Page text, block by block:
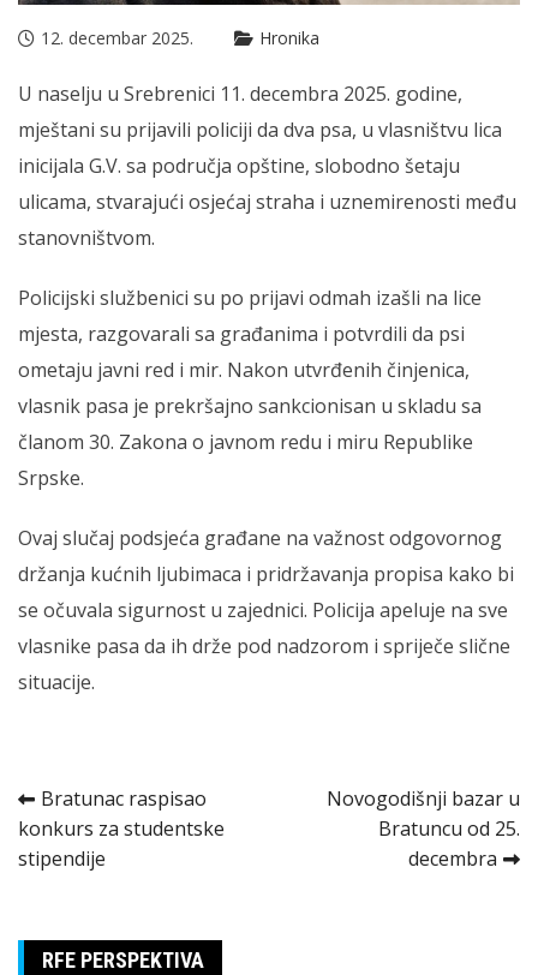
12. decembar 2025. Hronika
U naselju u Srebrenici 11. decembra 2025. godine,
mještani su prijavili policiji da dva psa, u vlasništvu lica
inicijala G.V. sa područja opštine, slobodno šetaju
ulicama, stvarajući osjećaj straha i uznemirenosti među
stanovništvom.
Policijski službenici su po prijavi odmah izašli na lice
mjesta, razgovarali sa građanima i potvrdili da psi
ometaju javni red i mir. Nakon utvrđenih činjenica,
vlasnik pasa je prekršajno sankcionisan u skladu sa
članom 30. Zakona o javnom redu i miru Republike
Srpske.
Ovaj slučaj podsjeća građane na važnost odgovornog
držanja kućnih ljubimaca i pridržavanja propisa kako bi
se očuvala sigurnost u zajednici. Policija apeluje na sve
vlasnike pasa da ih drže pod nadzorom i spriječe slične
situacije.
Kretanje
članka
Bratunac raspisao
konkurs za studentske
stipendije
Novogodišnji bazar u
Bratuncu od 25.
decembra
RFE PERSPEKTIVA